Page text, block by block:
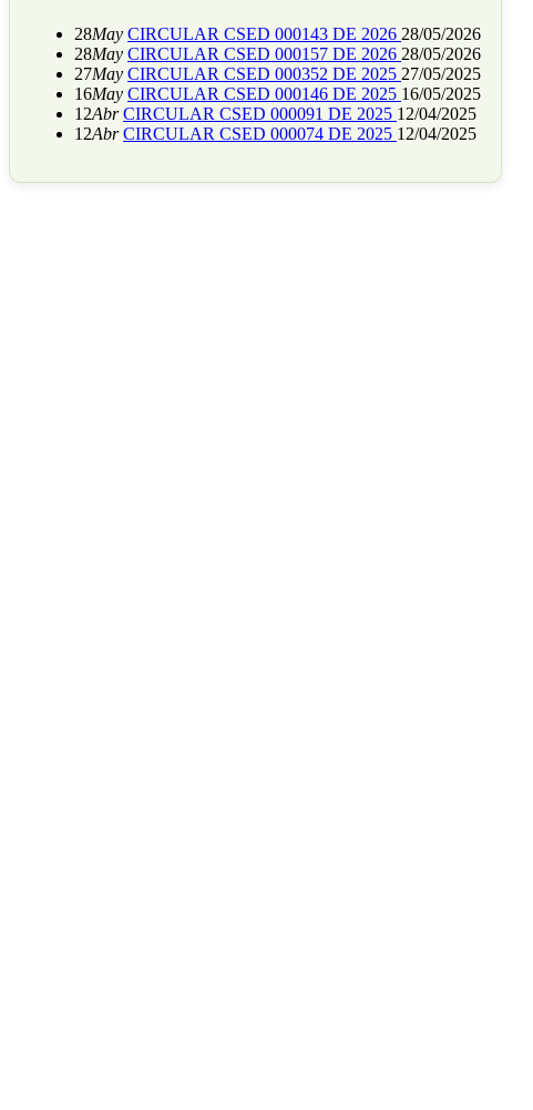
28May CIRCULAR CSED 000143 DE 2026 28/05/2026
28May CIRCULAR CSED 000157 DE 2026 28/05/2026
27May CIRCULAR CSED 000352 DE 2025 27/05/2025
16May CIRCULAR CSED 000146 DE 2025 16/05/2025
12Abr CIRCULAR CSED 000091 DE 2025 12/04/2025
12Abr CIRCULAR CSED 000074 DE 2025 12/04/2025